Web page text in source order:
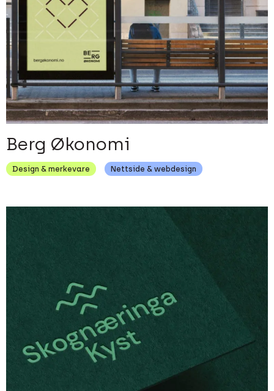
Berg Økonomi
Design & merkevare Nettside & webdesign